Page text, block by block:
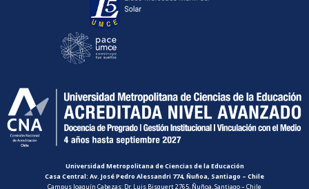
Universidad Metropolitana de Ciencias de la Educación
Casa Central: Av. José Pedro Alessandri 774, Ñuñoa, Santiago – Chile
Campus Joaquín Cabezas: Dr. Luis Bisquert 2765, Ñuñoa, Santiago – Chile